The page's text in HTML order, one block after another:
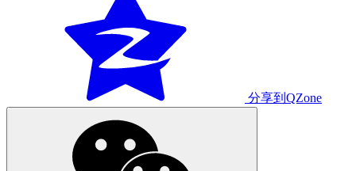
分享到QZone